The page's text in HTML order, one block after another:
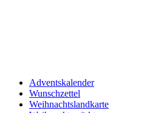
Adventskalender
Wunschzettel
Weihnachtslandkarte